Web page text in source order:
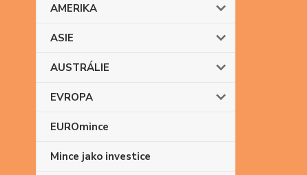
AMERIKA
ASIE
AUSTRÁLIE
EVROPA
EUROmince
Mince jako investice